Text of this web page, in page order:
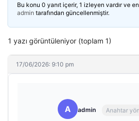
Bu konu 0 yanıt içerir, 1 izleyen vardır ve
admin tarafından güncellenmiştir.
1 yazı görüntüleniyor (toplam 1)
17/06/2026: 9:10 pm
A admin Anahtar